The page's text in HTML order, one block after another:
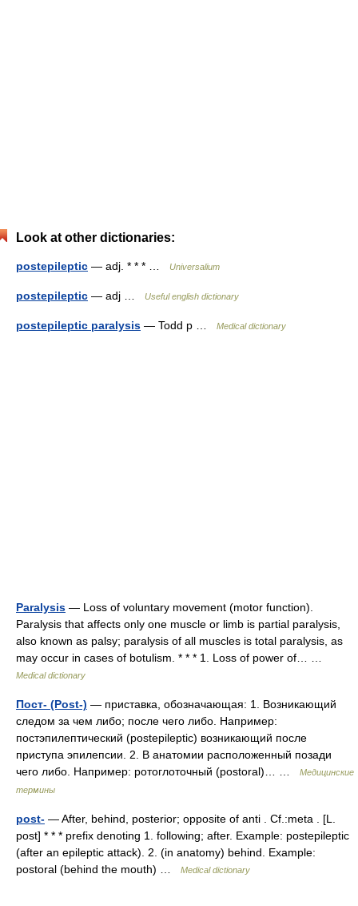
Look at other dictionaries:
postepileptic — adj. * * * … Universalium
postepileptic — adj … Useful english dictionary
postepileptic paralysis — Todd p … Medical dictionary
Paralysis — Loss of voluntary movement (motor function).
Paralysis that affects only one muscle or limb is partial paralysis,
also known as palsy; paralysis of all muscles is total paralysis, as
may occur in cases of botulism. * * * 1. Loss of power of… …
Medical dictionary
Пост- (Post-) — приставка, обозначающая: 1. Возникающий
следом за чем либо; после чего либо. Например:
постэпилептический (postepileptic) возникающий после
приступа эпилепсии. 2. В анатомии расположенный позади
чего либо. Например: ротоглоточный (postoral)… …
Медицинские
термины
post- — After, behind, posterior; opposite of anti . Cf.:meta . [L.
post] * * * prefix denoting 1. following; after. Example: postepileptic
(after an epileptic attack). 2. (in anatomy) behind. Example:
postoral (behind the mouth) …
Medical dictionary